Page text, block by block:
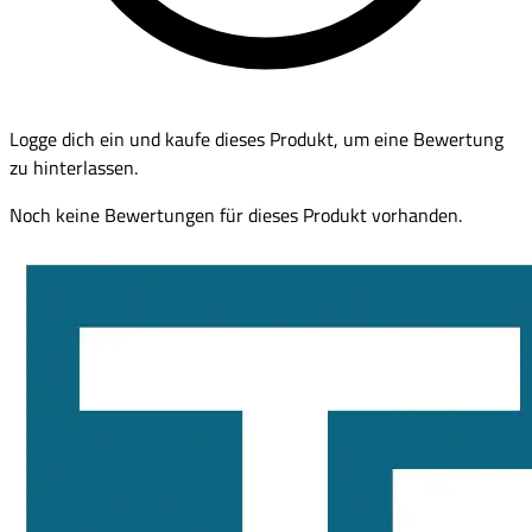
Logge dich ein und kaufe dieses Produkt, um eine Bewertung
zu hinterlassen.
Noch keine Bewertungen für dieses Produkt vorhanden.